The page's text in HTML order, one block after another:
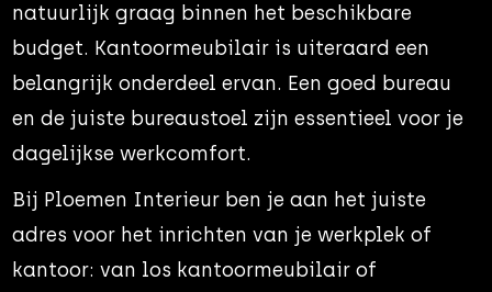
natuurlijk graag binnen het beschikbare
budget. Kantoormeubilair is uiteraard een
belangrijk onderdeel ervan. Een goed bureau
en de juiste bureaustoel zijn essentieel voor je
dagelijkse werkcomfort.
Bij Ploemen Interieur ben je aan het juiste
adres voor het inrichten van je werkplek of
kantoor: van los kantoormeubilair of